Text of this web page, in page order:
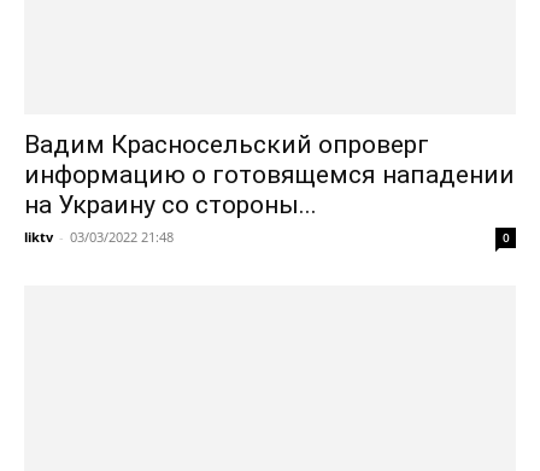
Вадим Красносельский опроверг
информацию о готовящемся нападении
на Украину со стороны...
liktv - 03/03/2022 21:48 0